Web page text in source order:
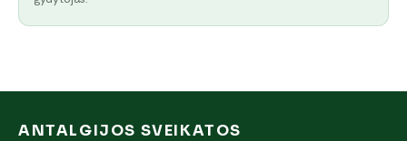
ANTALGIJOS SVEIKATOS